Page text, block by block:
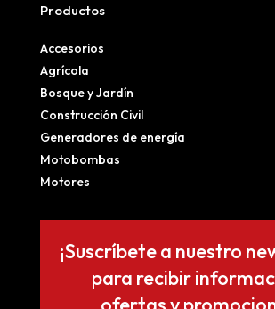
Productos
Accesorios
Agrícola
Bosque y Jardín
Construcción Civil
Generadores de energía
Motobombas
Motores
¡Suscríbete a nuestro
para recibir